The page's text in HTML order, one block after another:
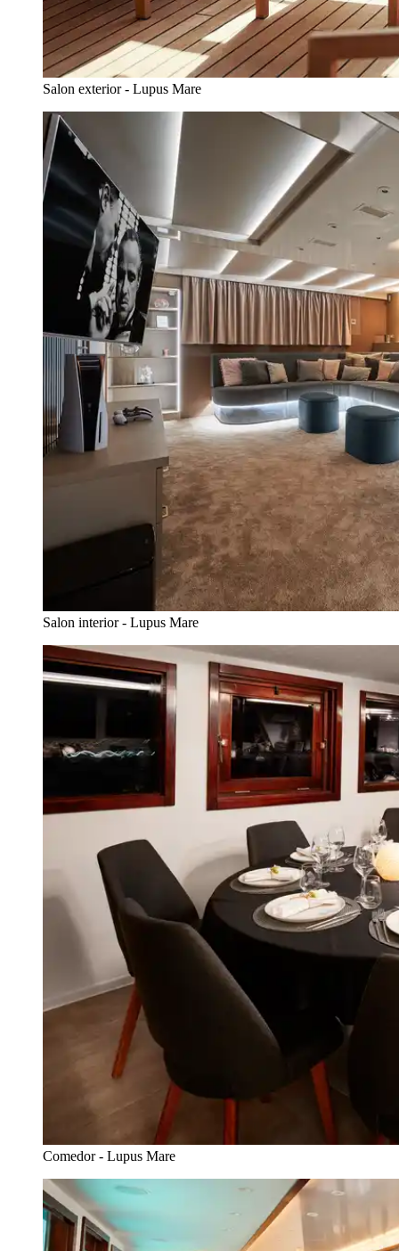
Salon exterior - Lupus Mare
Salon interior - Lupus Mare
Comedor - Lupus Mare